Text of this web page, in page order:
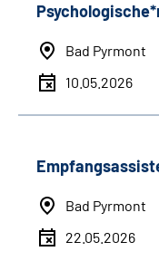
Bad Pyrmont
10.05.2026
Bad Pyrmont
22.05.2026